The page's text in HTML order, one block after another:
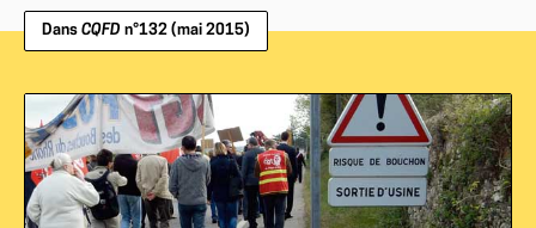
Dans CQFD n°132 (mai 2015)